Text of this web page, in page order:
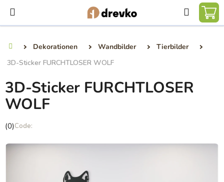
Inhalt
springen
Suchen
Dekorationen Wandbilder
Tierbilder
3D-Sticker FURCHTLOSER WOLF
3D-Sticker FURCHTLOSER
WOLF
Die
Produktbewertung
(0)